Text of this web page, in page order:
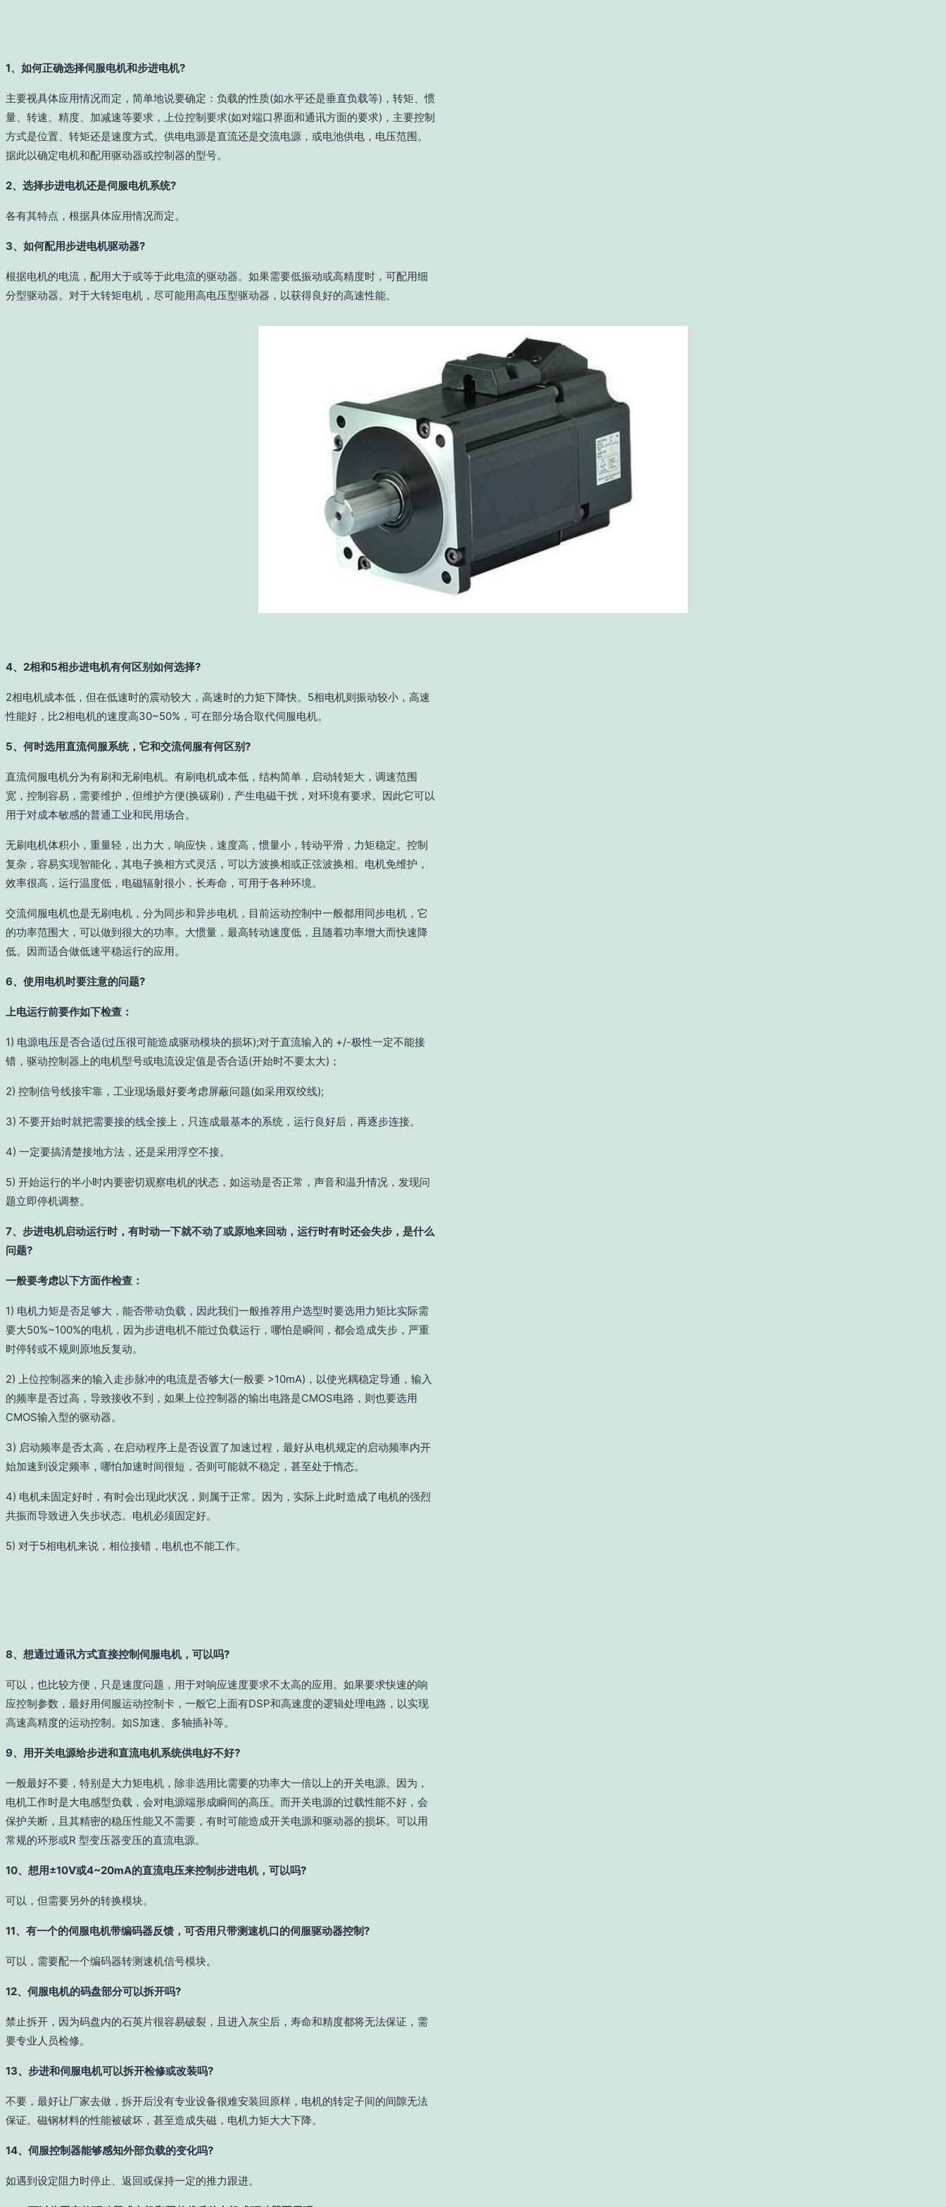
1、如何正确选择伺服电机和步进电机?
主要视具体应用情况而定，简单地说要确定：负载的性质(如水平还是垂直负载等)，转矩、惯
量、转速、精度、加减速等要求，上位控制要求(如对端口界面和通讯方面的要求)，主要控制
方式是位置、转矩还是速度方式。供电电源是直流还是交流电源，或电池供电，电压范围。
据此以确定电机和配用驱动器或控制器的型号。
2、选择步进电机还是伺服电机系统?
各有其特点，根据具体应用情况而定。
3、如何配用步进电机驱动器?
根据电机的电流，配用大于或等于此电流的驱动器。如果需要低振动或高精度时，可配用细
分型驱动器。对于大转矩电机，尽可能用高电压型驱动器，以获得良好的高速性能。
4、2相和5相步进电机有何区别如何选择?
2相电机成本低，但在低速时的震动较大，高速时的力矩下降快。5相电机则振动较小，高速
性能好，比2相电机的速度高30~50%，可在部分场合取代伺服电机。
5、何时选用直流伺服系统，它和交流伺服有何区别?
直流伺服电机分为有刷和无刷电机。有刷电机成本低，结构简单，启动转矩大，调速范围
宽，控制容易，需要维护，但维护方便(换碳刷)，产生电磁干扰，对环境有要求。因此它可以
用于对成本敏感的普通工业和民用场合。
无刷电机体积小，重量轻，出力大，响应快，速度高，惯量小，转动平滑，力矩稳定。控制
复杂，容易实现智能化，其电子换相方式灵活，可以方波换相或正弦波换相。电机免维护，
效率很高，运行温度低，电磁辐射很小，长寿命，可用于各种环境。
交流伺服电机也是无刷电机，分为同步和异步电机，目前运动控制中一般都用同步电机，它
的功率范围大，可以做到很大的功率。大惯量，最高转动速度低，且随着功率增大而快速降
低。因而适合做低速平稳运行的应用。
6、使用电机时要注意的问题?
上电运行前要作如下检查：
1) 电源电压是否合适(过压很可能造成驱动模块的损坏);对于直流输入的 +/-极性一定不能接
错，驱动控制器上的电机型号或电流设定值是否合适(开始时不要太大)；
2) 控制信号线接牢靠，工业现场最好要考虑屏蔽问题(如采用双绞线);
3) 不要开始时就把需要接的线全接上，只连成最基本的系统，运行良好后，再逐步连接。
4) 一定要搞清楚接地方法，还是采用浮空不接。
5) 开始运行的半小时内要密切观察电机的状态，如运动是否正常，声音和温升情况，发现问
题立即停机调整。
7、步进电机启动运行时，有时动一下就不动了或原地来回动，运行时有时还会失步，是什么
问题?
一般要考虑以下方面作检查：
1) 电机力矩是否足够大，能否带动负载，因此我们一般推荐用户选型时要选用力矩比实际需
要大50%~100%的电机，因为步进电机不能过负载运行，哪怕是瞬间，都会造成失步，严重
时停转或不规则原地反复动。
2) 上位控制器来的输入走步脉冲的电流是否够大(一般要 >10mA)，以使光耦稳定导通，输入
的频率是否过高，导致接收不到，如果上位控制器的输出电路是CMOS电路，则也要选用
CMOS输入型的驱动器。
3) 启动频率是否太高，在启动程序上是否设置了加速过程，最好从电机规定的启动频率内开
始加速到设定频率，哪怕加速时间很短，否则可能就不稳定，甚至处于惰态。
4) 电机未固定好时，有时会出现此状况，则属于正常。因为，实际上此时造成了电机的强烈
共振而导致进入失步状态。电机必须固定好。
5) 对于5相电机来说，相位接错，电机也不能工作。
8、想通过通讯方式直接控制伺服电机，可以吗?
可以，也比较方便，只是速度问题，用于对响应速度要求不太高的应用。如果要求快速的响
应控制参数，最好用伺服运动控制卡，一般它上面有DSP和高速度的逻辑处理电路，以实现
高速高精度的运动控制。如S加速、多轴插补等。
9、用开关电源给步进和直流电机系统供电好不好?
一般最好不要，特别是大力矩电机，除非选用比需要的功率大一倍以上的开关电源。因为，
电机工作时是大电感型负载，会对电源端形成瞬间的高压。而开关电源的过载性能不好，会
保护关断，且其精密的稳压性能又不需要，有时可能造成开关电源和驱动器的损坏。可以用
常规的环形或R 型变压器变压的直流电源。
10、想用±10V或4~20mA的直流电压来控制步进电机，可以吗?
可以，但需要另外的转换模块。
11、有一个的伺服电机带编码器反馈，可否用只带测速机口的伺服驱动器控制?
可以，需要配一个编码器转测速机信号模块。
12、伺服电机的码盘部分可以拆开吗?
禁止拆开，因为码盘内的石英片很容易破裂，且进入灰尘后，寿命和精度都将无法保证，需
要专业人员检修。
13、步进和伺服电机可以拆开检修或改装吗?
不要，最好让厂家去做，拆开后没有专业设备很难安装回原样，电机的转定子间的间隙无法
保证。磁钢材料的性能被破坏，甚至造成失磁，电机力矩大大下降。
14、伺服控制器能够感知外部负载的变化吗?
如遇到设定阻力时停止、返回或保持一定的推力跟进。